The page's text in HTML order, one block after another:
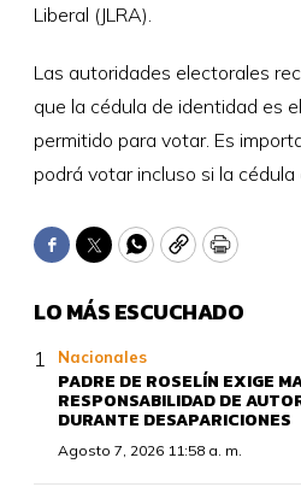
Liberal (JLRA).
Las autoridades electorales
que la cédula de identidad es
permitido para votar. Es
podrá votar incluso si la cédula
Facebook
TwitterWhatsApp
CopyPrint
LO MÁS ESCUCHADO
Nacionales
PADRE DE ROSELÍN EXIGE
RESPONSABILIDAD DE
DURANTE DESAPARICIONES
Agosto 7, 2026 11:58 a. m.